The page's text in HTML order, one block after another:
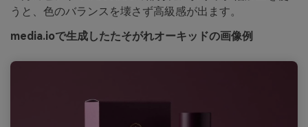
うと、色のバランスを壊さず高級感が出ます。
media.ioで生成したたそがれオーキッドの画像例